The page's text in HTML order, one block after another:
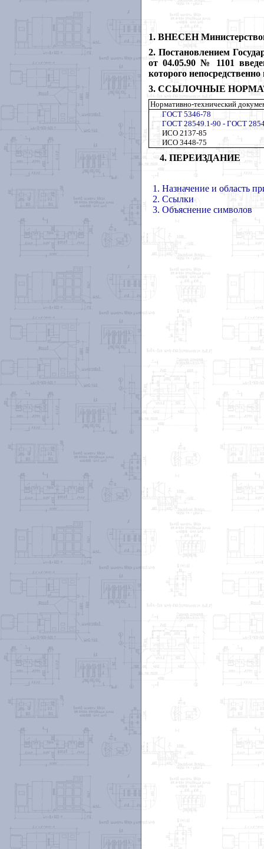
1. ВНЕСЕН
2. Постановлением
от 04.05.90 № 1101
которого
3. ССЫЛОЧНЫЕ
Нормативно-технический
ГОСТ 5346-78
ГОСТ 28549.1-90 - ГОСТ
ИСО 2137-85
ИСО 3448-75
4. ПЕРЕИЗДАНИЕ
1. Назначение и область
2. Ссылки
3. Объяснение символов